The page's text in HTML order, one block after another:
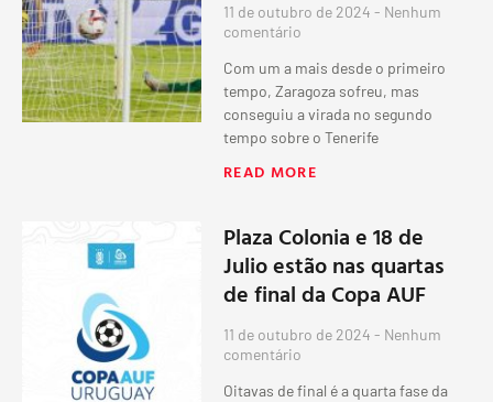
11 de outubro de 2024 Nenhum
comentário
Com um a mais desde o primeiro
tempo, Zaragoza sofreu, mas
conseguiu a virada no segundo
tempo sobre o Tenerife
READ MORE
Plaza Colonia e 18 de
Julio estão nas quartas
de final da Copa AUF
11 de outubro de 2024 Nenhum
comentário
Oitavas de final é a quarta fase da